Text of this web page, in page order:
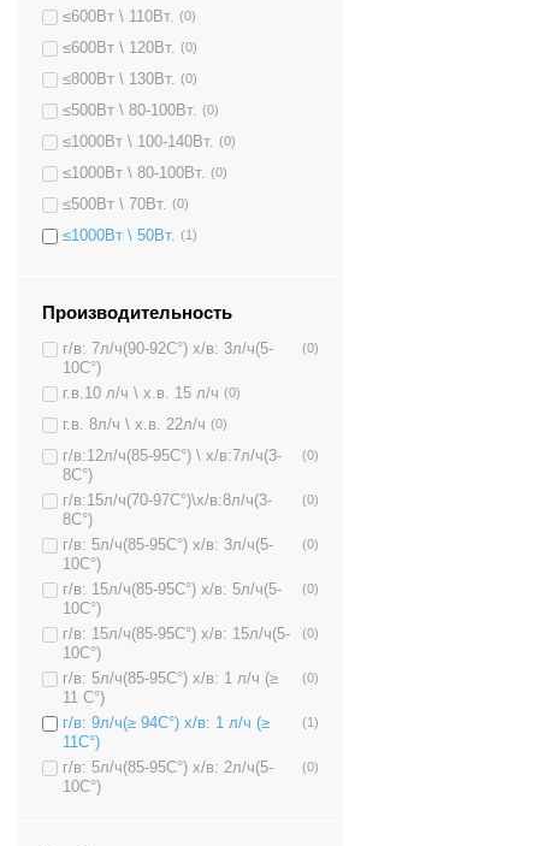
≤600Вт \ 110Вт. (0)
≤600Вт \ 120Вт. (0)
≤800Вт \ 130Вт. (0)
≤500Вт \ 80-100Вт. (0)
≤1000Вт \ 100-140Вт. (0)
≤1000Вт \ 80-100Вт. (0)
≤500Вт \ 70Вт. (0)
≤1000Вт \ 50Вт. (1)
Производительность
г/в: 7л/ч(90-92C°) х/в: 3л/ч(5-
10C°)
(0)
г.в.10 л/ч \ х.в. 15 л/ч (0)
г.в. 8л/ч \ х.в. 22л/ч (0)
г/в:12л/ч(85-95C°) \ х/в:7л/ч(3-
8C°)
(0)
г/в:15л/ч(70-97C°)\х/в:8л/ч(3-
8C°)
(0)
г/в: 5л/ч(85-95C°) х/в: 3л/ч(5-
10C°)
(0)
г/в: 15л/ч(85-95C°) х/в: 5л/ч(5-
10C°)
(0)
г/в: 15л/ч(85-95C°) х/в: 15л/ч(5-
10C°)
(0)
г/в: 5л/ч(85-95C°) х/в: 1 л/ч (≥
11 C°)
(0)
г/в: 9л/ч(≥ 94C°) х/в: 1 л/ч (≥
11C°)
(1)
г/в: 5л/ч(85-95C°) х/в: 2л/ч(5-
10C°)
(0)